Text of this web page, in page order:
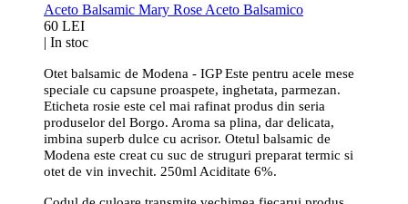
Aceto Balsamic Mary Rose Aceto Balsamico
60 LEI
| In stoc
Otet balsamic de Modena - IGP Este pentru acele mese
speciale cu capsune proaspete, inghetata, parmezan.
Eticheta rosie este cel mai rafinat produs din seria
produselor del Borgo. Aroma sa plina, dar delicata,
imbina superb dulce cu acrisor. Otetul balsamic de
Modena este creat cu suc de struguri preparat termic si
otet de vin invechit. 250ml Aciditate 6%.